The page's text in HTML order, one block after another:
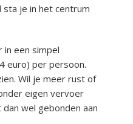
sta je in het centrum
in een simpel
euro) per persoon.
Wil je meer rust of
eigen vervoer
wel gebonden aan